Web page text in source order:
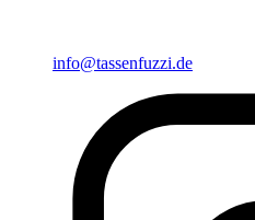
info@tassenfuzzi.de